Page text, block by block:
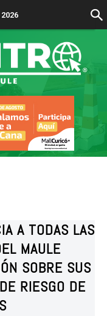
A TODAS LAS
MAULE
SOBRE SUS
RIESGO DE